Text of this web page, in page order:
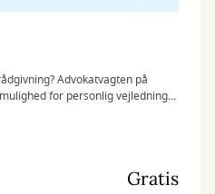
Advokatvagten på
for personlig vejledning
og uden omkostninger.
Gratis